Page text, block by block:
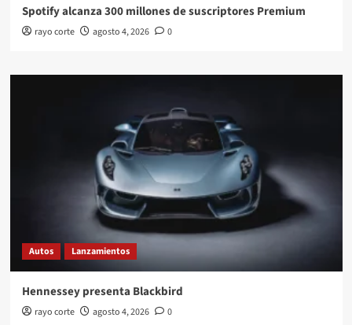
Spotify alcanza 300 millones de suscriptores Premium
rayo corte agosto 4, 2026 0
Autos Lanzamientos
Hennessey presenta Blackbird
rayo corte agosto 4, 2026 0